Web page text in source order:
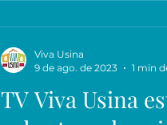
TV Viva Usina
Viva Usina
9 de ago. de 2023
1 min